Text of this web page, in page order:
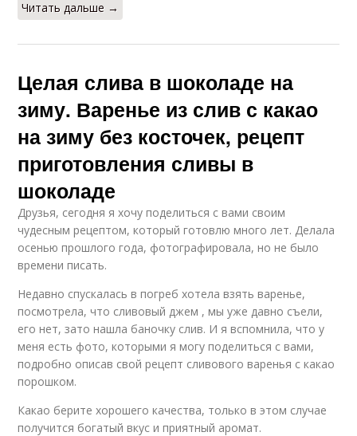
Читать дальше →
Целая слива в шоколаде на
зиму. Варенье из слив с какао
на зиму без косточек, рецепт
приготовления сливы в
шоколаде
Друзья, сегодня я хочу поделиться с вами своим
чудесным рецептом, который готовлю много лет. Делала
осенью прошлого года, фотографировала, но не было
времени писать.
Недавно спускалась в погреб хотела взять варенье,
посмотрела, что сливовый джем , мы уже давно съели,
его нет, зато нашла баночку слив. И я вспомнила, что у
меня есть фото, которыми я могу поделиться с вами,
подробно описав свой рецепт сливового варенья с какао
порошком.
Какао берите хорошего качества, только в этом случае
получится богатый вкус и приятный аромат.